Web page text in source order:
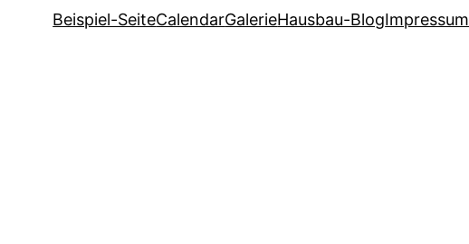
Beispiel-SeiteCalendarGalerieHausbau-BlogImpressum